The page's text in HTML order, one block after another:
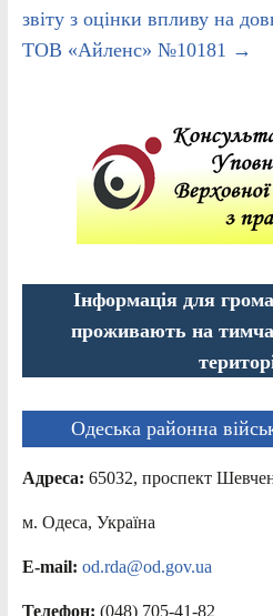
звіту з оцінки впливу на
ТОВ «Айленс» №10181 →
Інформація для
проживають на
Одеська районна
Адреса: 65032, проспект
м. Одеса, Україна
E-mail: od.rda@od.gov.ua
Телефон: (048) 705-41-82